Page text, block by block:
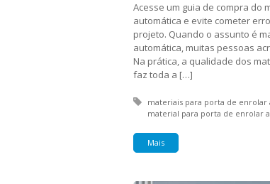
Acesse um guia de compra do
automática e evite cometer
projeto. Quando o assunto é
automática, muitas pessoas
Na prática, a qualidade dos
faz toda a […]
Tagged with:
materiais para porta de enrolar
material para porta de enrolar
Mais